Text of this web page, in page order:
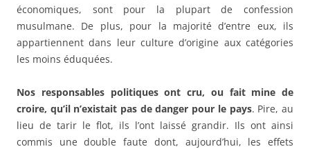
économiques, sont pour la plupart de confession
musulmane. De plus, pour la majorité d’entre eux, ils
appartiennent dans leur culture d’origine aux catégories
les moins éduquées.
Nos responsables politiques ont cru, ou fait mine de
croire, qu’il n’existait pas de danger pour le pays. Pire, au
lieu de tarir le flot, ils l’ont laissé grandir. Ils ont ainsi
commis une double faute dont, aujourd’hui, les effets